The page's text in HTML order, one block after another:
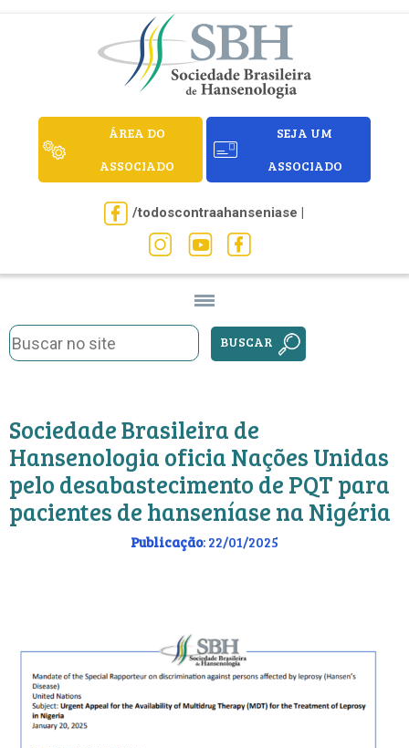
ÁREA DO
ASSOCIADO
SEJA UM
ASSOCIADO
/todoscontraahanseniase |
BUSCAR
Sociedade Brasileira de
Hansenologia oficia Nações Unidas
pelo desabastecimento de PQT para
pacientes de hanseníase na Nigéria
Publicação: 22/01/2025